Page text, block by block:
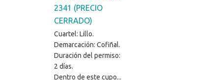
2341 (PRECIO
CERRADO)
Cuartel: Lillo.
Demarcación: Cofiñal.
Duración del permiso:
2 días.
Dentro de este cupo...